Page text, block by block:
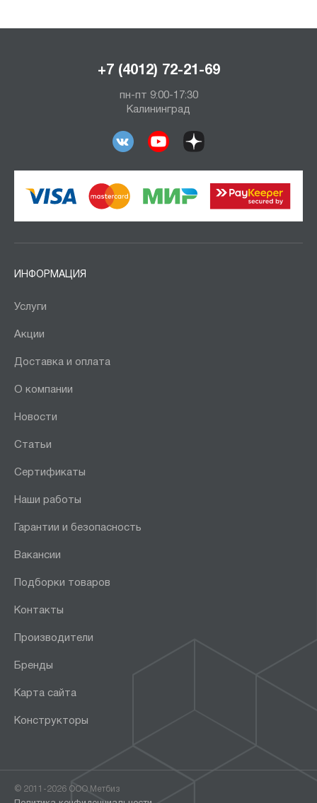
+7 (4012) 72-21-69
пн-пт 9:00-17:30
Калининград
ИНФОРМАЦИЯ
Услуги
Акции
Доставка и оплата
О компании
Новости
Статьи
Сертификаты
Наши работы
Гарантии и безопасность
Вакансии
Подборки товаров
Контакты
Производители
Бренды
Карта сайта
Конструкторы
© 2011-2026 ООО Метбиз